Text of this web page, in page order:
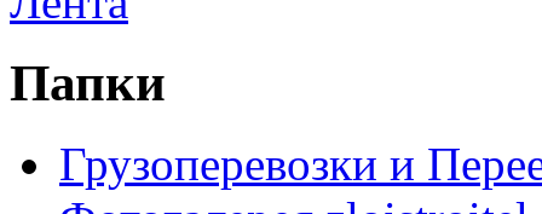
Папки
Грузоперевозки и